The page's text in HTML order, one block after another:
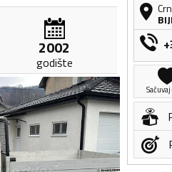
2002
godište
Sačuvaj